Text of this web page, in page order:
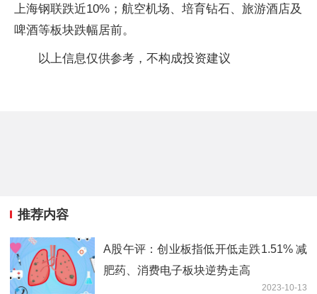
上海钢联跌近10%；航空机场、培育钻石、旅游酒店及
啤酒等板块跌幅居前。
以上信息仅供参考，不构成投资建议
推荐内容
A股午评：创业板指低开低走跌1.51% 减
肥药、消费电子板块逆势走高
2023-10-13